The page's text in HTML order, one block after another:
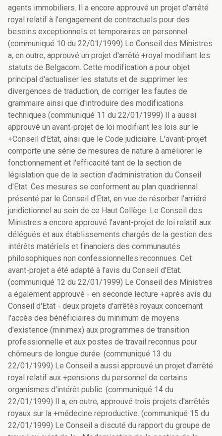
agents immobiliers. Il a encore approuvé un projet d'arrêté
royal relatif à l'engagement de contractuels pour des
besoins exceptionnels et temporaires en personnel.
(communiqué 10 du 22/01/1999) Le Conseil des Ministres
a, en outre, approuvé un projet d'arrêté +royal modifiant les
statuts de Belgacom. Cette modification a pour objet
principal d'actualiser les statuts et de supprimer les
divergences de traduction, de corriger les fautes de
grammaire ainsi que d'introduire des modifications
techniques (communiqué 11 du 22/01/1999) Il a aussi
approuvé un avant-projet de loi modifiant les lois sur le
+Conseil d'Etat, ainsi que le Code judiciaire. L'avant-projet
comporte une série de mesures de nature à améliorer le
fonctionnement et l'efficacité tant de la section de
législation que de la section d'administration du Conseil
d'Etat. Ces mesures se conforment au plan quadriennal
présenté par le Conseil d'Etat, en vue de résorber l'arriéré
juridictionnel au sein de ce Haut Collège. Le Conseil des
Ministres a encore approuvé l'avant-projet de loi relatif aux
délégués et aux établissements chargés de la gestion des
intérêts matériels et financiers des communautés
philosophiques non confessionnelles reconnues. Cet
avant-projet a été adapté à l'avis du Conseil d'Etat.
(communiqué 12 du 22/01/1999) Le Conseil des Ministres
a également approuvé - en seconde lecture +après avis du
Conseil d'Etat - deux projets d'arrêtés royaux concernant
l'accès des bénéficiaires du minimum de moyens
d'existence (minimex) aux programmes de transition
professionnelle et aux postes de travail reconnus pour
chômeurs de longue durée. (communiqué 13 du
22/01/1999) Le Conseil a aussi approuvé un projet d'arrêté
royal relatif aux +pensions du personnel de certains
organismes d'intérêt public. (communiqué 14 du
22/01/1999) Il a, en outre, approuvé trois projets d'arrêtés
royaux sur la +médecine reproductive. (communiqué 15 du
22/01/1999) Le Conseil a discuté du rapport du groupe de